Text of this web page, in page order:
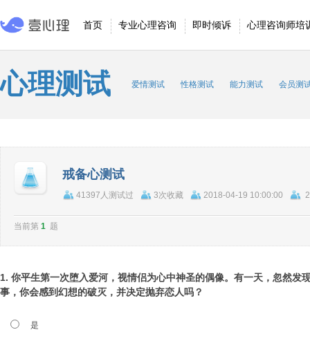
首页 专业心理咨询 即时倾诉 心理咨询师培
心理测试 爱情测试 性格测试 能力测试 会员测
戒备心测试
41397人测试过 3次收藏 2018-04-19 10:00:00
当前第 1 题
1. 你平生第一次堕入爱河，视情侣为心中神圣的偶像。有一天，忽然发
事，你会感到幻想的破灭，并决定抛弃恋人吗？
是